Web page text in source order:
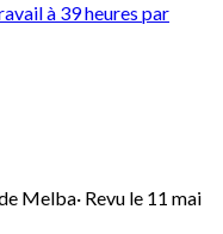
à 39 heures par
Melba· Revu le 11 mai